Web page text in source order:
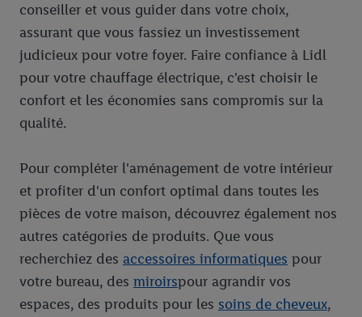
conseiller et vous guider dans votre choix,
assurant que vous fassiez un investissement
judicieux pour votre foyer. Faire confiance à Lidl
pour votre chauffage électrique, c'est choisir le
confort et les économies sans compromis sur la
qualité.
Pour compléter l'aménagement de votre intérieur
et profiter d'un confort optimal dans toutes les
pièces de votre maison, découvrez également nos
autres catégories de produits. Que vous
recherchiez des accessoires informatiques pour
votre bureau, des miroirspour agrandir vos
espaces, des produits pour les soins de cheveux,